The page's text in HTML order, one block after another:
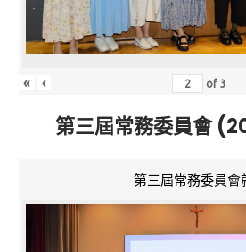
« ‹ of3
第三屆常務委員會
第三屆常務委員會